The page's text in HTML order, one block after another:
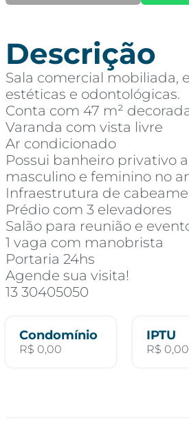
Descrição
Sala comercial mobiliada,
estéticas e odontológicas.
Conta com 47 m²
Varanda com vista livre
Ar condicionado
Possui banheiro privativo
masculino e feminino no
Infraestrutura de
Prédio com 3 elevadores
Salão para reunião e
1 vaga com manobrista
Portaria 24hs
Agende sua visita!
13 30405050
Condomínio
R$ 0,00
IPTU
R$ 0,00